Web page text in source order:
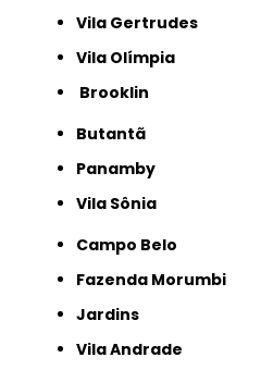
Vila Gertrudes
Vila Olímpia
Brooklin
Butantã
Panamby
Vila Sônia
Campo Belo
Fazenda Morumbi
Jardins
Vila Andrade